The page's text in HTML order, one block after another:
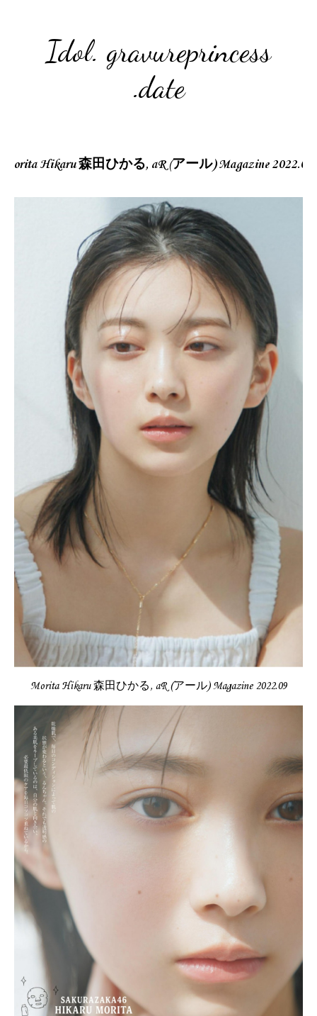
Idol. gravureprincess
.date
Morita Hikaru 森田ひかる, aR (アール) Magazine 2022.09
Morita Hikaru 森田ひかる, aR (アール) Magazine 2022.09